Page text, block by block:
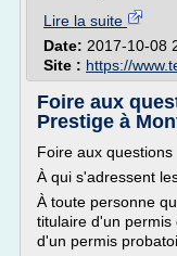
Lire la suite
Date: 2017-10-08
Site : https://
Foire aux
Prestige à
Foire aux questions
À qui s'adressent
À toute personne
titulaire d'un permis
d'un permis